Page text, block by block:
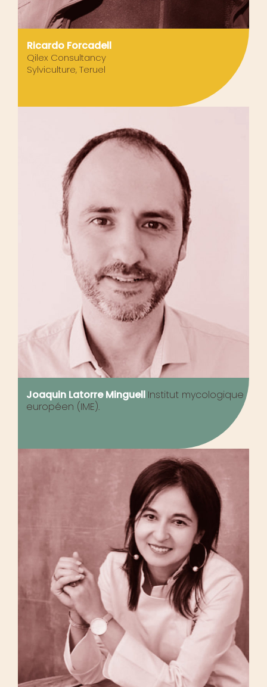
Ricardo Forcadell
Qilex Consultancy
Sylviculture, Teruel
Joaquin Latorre Minguell Institut mycologique
européen (IME).